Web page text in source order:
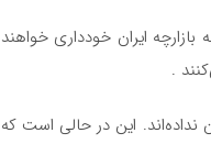
ایران خودداری خواهند
.
نداده‌اند. این در حالی است که